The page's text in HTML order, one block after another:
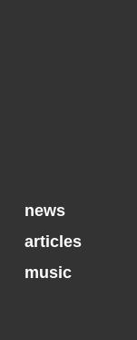
news
articles
music